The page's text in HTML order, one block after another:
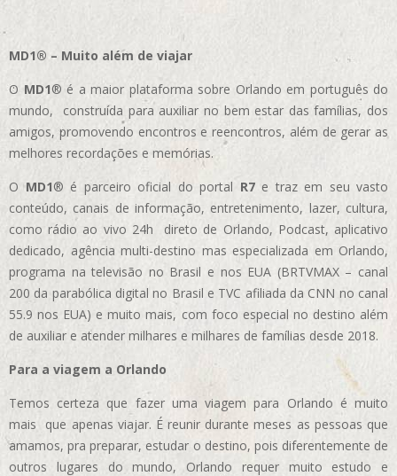
MD1® – Muito além de viajar
O MD1® é a maior plataforma sobre Orlando em português do
mundo, construída para auxiliar no bem estar das famílias, dos
amigos, promovendo encontros e reencontros, além de gerar as
melhores recordações e memórias.
OMD1® é parceiro oficial do portal R7e traz em seu vasto
conteúdo, canais de informação, entretenimento, lazer, cultura,
como rádio ao vivo 24h direto de Orlando, Podcast, aplicativo
dedicado, agência multi-destino mas especializada em Orlando,
programa na televisão no Brasil e nos EUA (BRTVMAX – canal
200 da parabólica digital no Brasil e TVC afiliada da CNN no canal
55.9 nos EUA) e muito mais, com foco especial no destino além
de auxiliar e atender milhares e milhares de famílias desde 2018.
Para a viagem a Orlando
Temos certeza que fazer uma viagem para Orlando é muito
mais que apenas viajar. É reunir durante meses as pessoas que
amamos, pra preparar, estudar o destino, pois diferentemente de
outros lugares do mundo, Orlando requer muito estudo e